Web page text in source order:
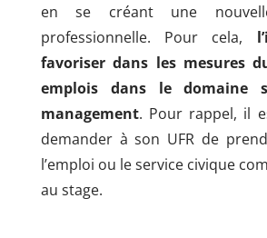
en se créant une
professionnelle. Pour cela,
favoriser dans les mesures
emplois dans le domaine
management. Pour rappel, il
demander à son UFR de
l’emploi ou le service civique
au stage.